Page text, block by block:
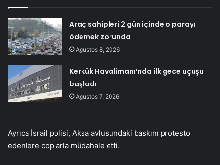
Araç sahipleri 2 gün içinde o parayı
ödemek zorunda
Ağustos 8, 2026
Kerkük Havalimanı’nda ilk gece uçuşu
başladı
Ağustos 7, 2026
Ayrıca İsrail polisi, Aksa avlusundaki baskını protesto
edenlere coplarla müdahale etti.